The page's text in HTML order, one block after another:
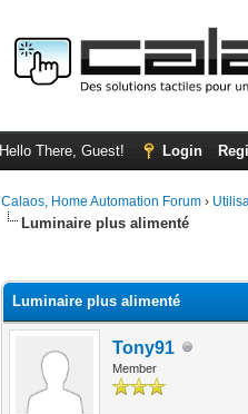
Hello There, Guest! Login
Calaos, Home Automation Forum ›
Luminaire plus alimenté
Luminaire plus alimenté
Tony91
Member